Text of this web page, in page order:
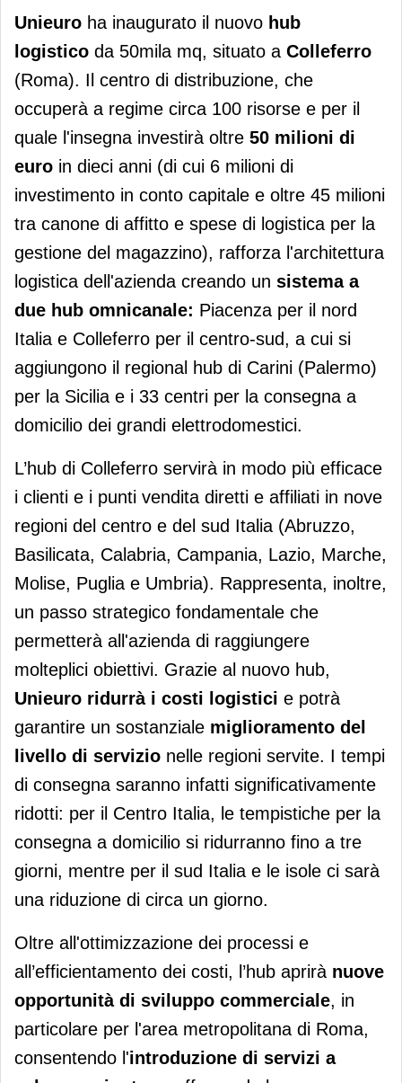
Unieuro inaugura il polo logistico di
Colleferro (Rm)
Unieuro ha inaugurato il nuovo hub
logistico da 50mila mq, situato a Colleferro
(Roma). Il centro di distribuzione, che
occuperà a regime circa 100 risorse e per il
quale l'insegna investirà oltre 50 milioni di
euro in dieci anni (di cui 6 milioni di
investimento in conto capitale e oltre 45 milioni
tra canone di affitto e spese di logistica per la
gestione del magazzino), rafforza l'architettura
logistica dell'azienda creando un sistema a
due hub omnicanale: Piacenza per il nord
Italia e Colleferro per il centro-sud, a cui si
aggiungono il regional hub di Carini (Palermo)
per la Sicilia e i 33 centri per la consegna a
domicilio dei grandi elettrodomestici.
L’hub di Colleferro servirà in modo più efficace
i clienti e i punti vendita diretti e affiliati in nove
regioni del centro e del sud Italia (Abruzzo,
Basilicata, Calabria, Campania, Lazio, Marche,
Molise, Puglia e Umbria). Rappresenta, inoltre,
un passo strategico fondamentale che
permetterà all'azienda di raggiungere
molteplici obiettivi. Grazie al nuovo hub,
Unieuro ridurrà i costi logistici e potrà
garantire un sostanziale miglioramento del
livello di servizio nelle regioni servite. I tempi
di consegna saranno infatti significativamente
ridotti: per il Centro Italia, le tempistiche per la
consegna a domicilio si ridurranno fino a tre
giorni, mentre per il sud Italia e le isole ci sarà
una riduzione di circa un giorno.
Oltre all'ottimizzazione dei processi e
all’efficientamento dei costi, l’hub aprirà nuove
opportunità di sviluppo commerciale, in
particolare per l'area metropolitana di Roma,
consentendo l'introduzione di servizi a